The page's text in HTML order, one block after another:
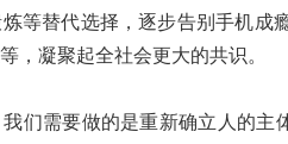
等替代选择，逐步告别手机
，凝聚起全社会更大的共识。
需要做的是重新确立人的主